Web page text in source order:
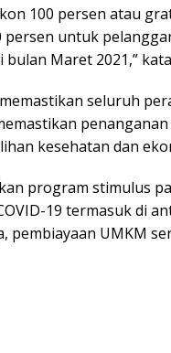
100 persen atau
persen untuk
Maret 2021,”
seluruh
kesehatan dan
program stimulus
19 termasuk di
pembiayaan UMKM